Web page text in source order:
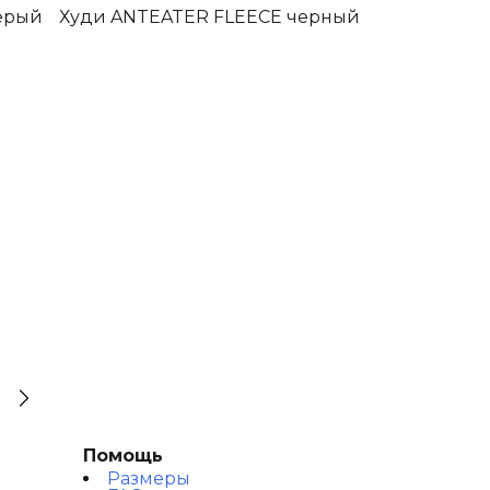
Худи ANTEATER FLEECE черный
Помощь
Размеры